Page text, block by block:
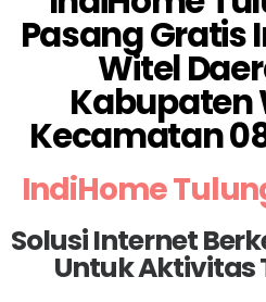
Pasang Gratis
Witel
Kabupaten
Kecamatan
IndiHome
Solusi Internet
Untuk Aktivitas